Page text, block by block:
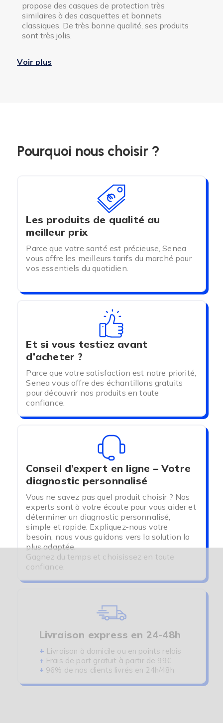
propose des casques de protection très
similaires à des casquettes et bonnets
classiques. De très bonne qualité, ses produits
sont très jolis.
Voir plus
Pourquoi nous choisir ?
Les produits de qualité au
meilleur prix
Parce que votre santé est précieuse, Senea
vous offre les meilleurs tarifs du marché pour
vos essentiels du quotidien.
Et si vous testiez avant
d’acheter ?
Parce que votre satisfaction est notre priorité,
Senea vous offre des échantillons gratuits
pour découvrir nos produits en toute
confiance.
Conseil d’expert en ligne – Votre
diagnostic personnalisé
Vous ne savez pas quel produit choisir ? Nos
experts sont à votre écoute pour vous aider et
déterminer un diagnostic personnalisé,
simple et rapide. Expliquez-nous votre
besoin, nous vous guidons vers la solution la
plus adaptée.
Gagnez du temps et choisissez en toute
confiance.
Livraison express en 24-48h
+ Livraison à domicile ou en points relais
+ Frais de port gratuit à partir de 99€
+ 96% de nos clients livrés en 24h/48h